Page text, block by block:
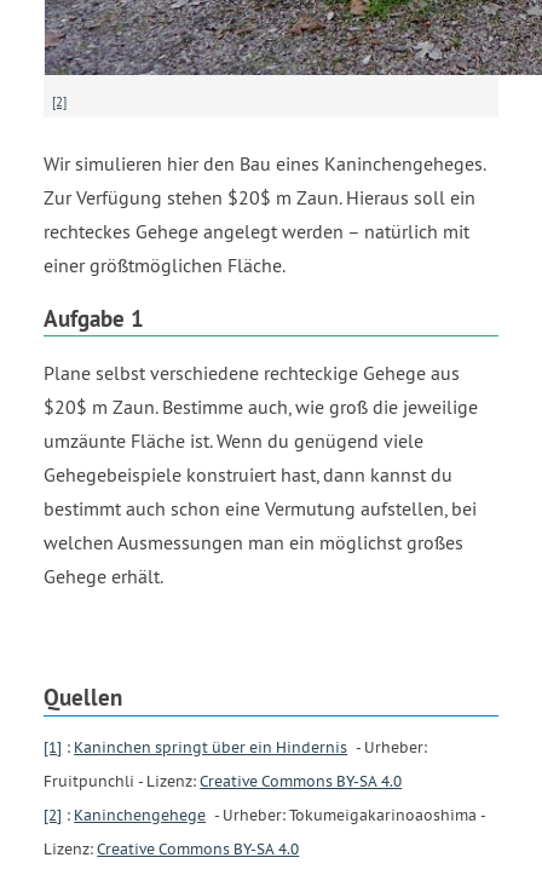
[2]
Wir simulieren hier den Bau eines Kaninchengeheges.
Zur Verfügung stehen $20$ m Zaun. Hieraus soll ein
rechteckes Gehege angelegt werden – natürlich mit
einer größtmöglichen Fläche.
Aufgabe 1
Plane selbst verschiedene rechteckige Gehege aus
$20$ m Zaun. Bestimme auch, wie groß die jeweilige
umzäunte Fläche ist. Wenn du genügend viele
Gehegebeispiele konstruiert hast, dann kannst du
bestimmt auch schon eine Vermutung aufstellen, bei
welchen Ausmessungen man ein möglichst großes
Gehege erhält.
Quellen
[1] : Kaninchen springt über ein Hindernis - Urheber:
Fruitpunchli - Lizenz: Creative Commons BY-SA 4.0
[2] : Kaninchengehege - Urheber: Tokumeigakarinoaoshima -
Lizenz: Creative Commons BY-SA 4.0